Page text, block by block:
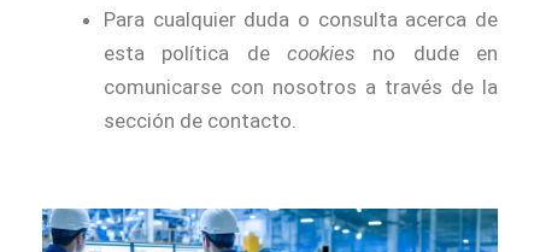
Para cualquier duda o consulta acerca de
esta política de cookies no dude en
comunicarse con nosotros a través de la
sección de contacto.